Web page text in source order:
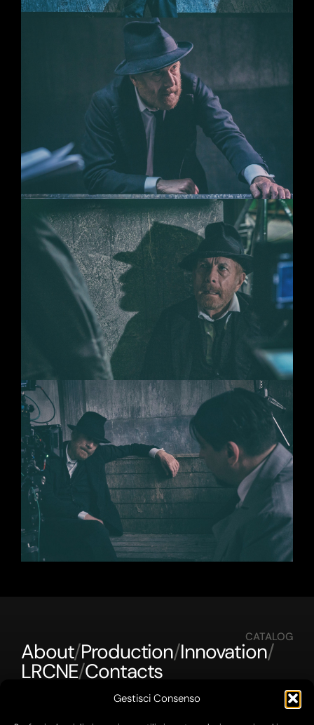
Gestisci Consenso
CATALOG
About/Production/Innovation/
LRCNE/Contacts
GET IN TOUCH